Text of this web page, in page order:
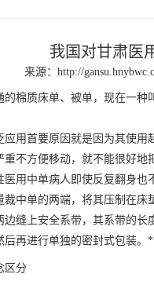
我国对甘肃医
来源： http://
棉质床单、被单，现在一种
用首要原因就是因为其使
不方便移动，就不能很好
医用中单病人即使反复翻身也
中单的两端，将其压制在
缝上安全系带，其系带的
再进行单独的密封式包装。
区分